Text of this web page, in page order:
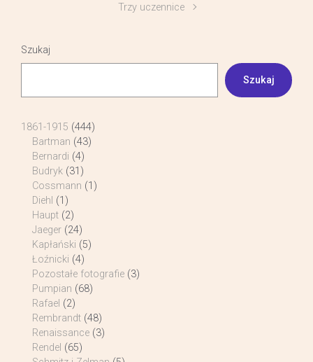
Trzy uczennice
Szukaj
Szukaj
1861-1915 (444)
Bartman (43)
Bernardi (4)
Budryk (31)
Cossmann (1)
Diehl (1)
Haupt (2)
Jaeger (24)
Kapłański (5)
Łoźnicki (4)
Pozostałe fotografie (3)
Pumpian (68)
Rafael (2)
Rembrandt (48)
Renaissance (3)
Rendel (65)